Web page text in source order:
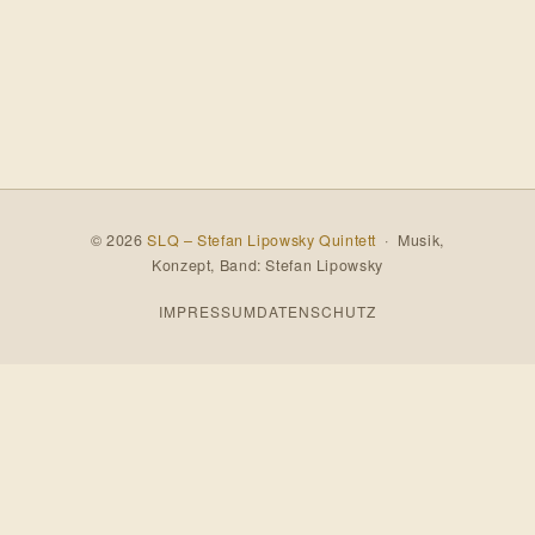
© 2026SLQ – Stefan Lipowsky Quintett · Musik,
Konzept, Band: Stefan Lipowsky
IMPRESSUMDATENSCHUTZ